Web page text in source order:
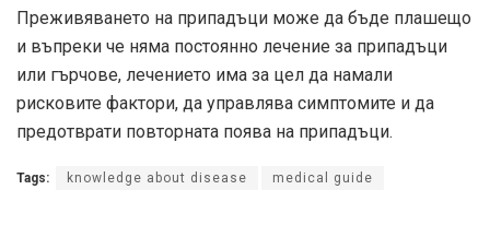
Преживяването на припадъци може да бъде плашещо
и въпреки че няма постоянно лечение за припадъци
или гърчове, лечението има за цел да намали
рисковите фактори, да управлява симптомите и да
предотврати повторната поява на припадъци.
Tags: knowledge about disease medical guide